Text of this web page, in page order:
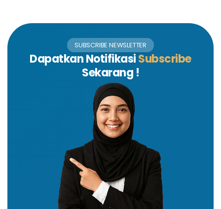
SUBSCRIBE NEWSLETTER
Dapatkan NotifikasiSubscribe
Sekarang !